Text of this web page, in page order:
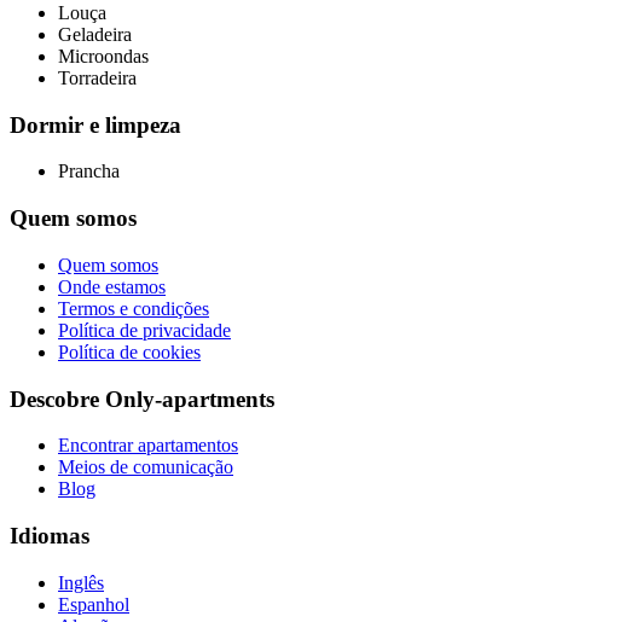
Louça
Geladeira
Microondas
Torradeira
Dormir e limpeza
Prancha
Quem somos
Quem somos
Onde estamos
Termos e condições
Política de privacidade
Política de cookies
Descobre Only-apartments
Encontrar apartamentos
Meios de comunicação
Blog
Idiomas
Inglês
Espanhol